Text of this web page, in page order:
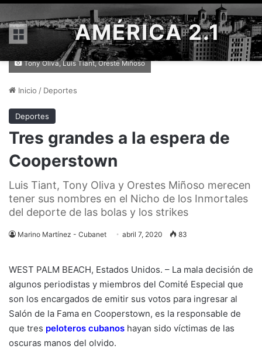
Menú AMÉRICA 2.1
Tony Oliva, Luis Tiant, Oreste Miñoso
Inicio / Deportes
Deportes
Tres grandes a la espera de
Cooperstown
Luis Tiant, Tony Oliva y Orestes Miñoso merecen
tener sus nombres en el Nicho de los Inmortales
del deporte de las bolas y los strikes
Marino Martínez - Cubanet abril 7, 2020 83
WEST PALM BEACH, Estados Unidos. – La mala decisión de
algunos periodistas y miembros del Comité Especial que
son los encargados de emitir sus votos para ingresar al
Salón de la Fama en Cooperstown, es la responsable de
que tres peloteros cubanos hayan sido víctimas de las
oscuras manos del olvido.